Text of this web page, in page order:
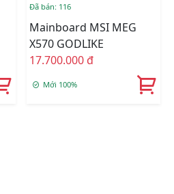
Đã bán: 116
Mainboard MSI MEG
X570 GODLIKE
17.700.000 đ
Mới 100%